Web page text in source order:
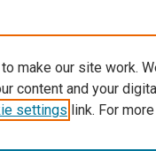
make our site work.
content and your
settings link. For